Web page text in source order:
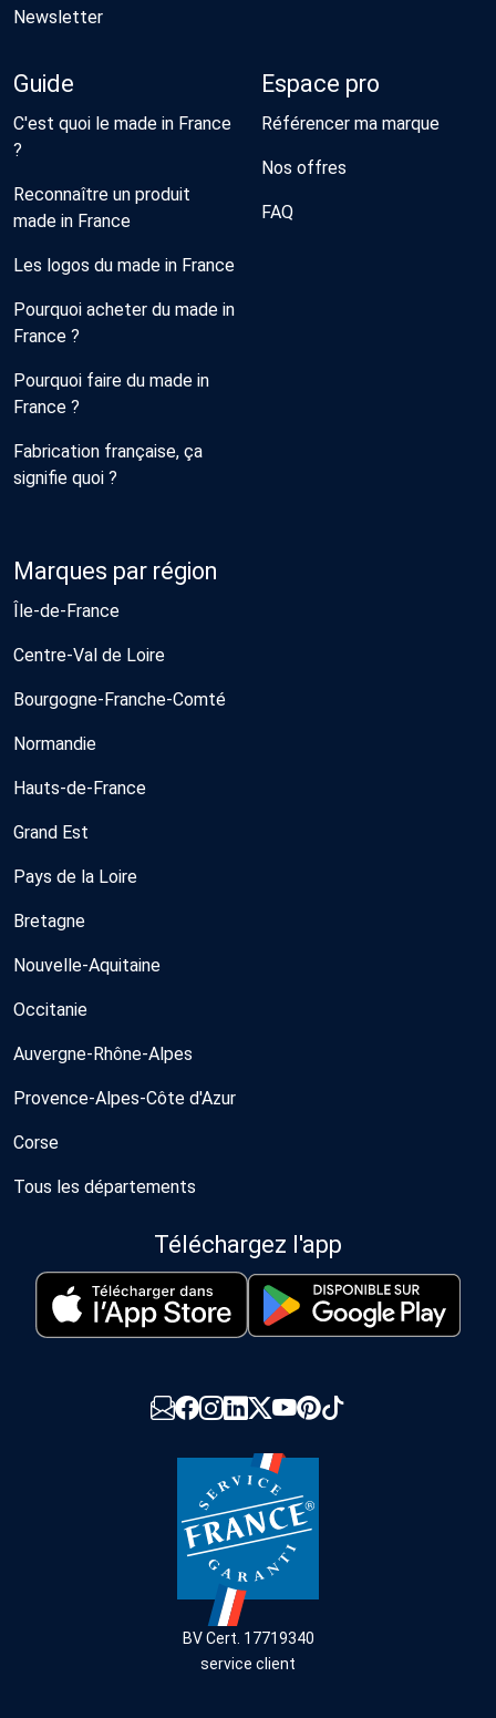
Newsletter
Guide
C'est quoi le made in France
?
Reconnaître un produit
made in France
Les logos du made in France
Pourquoi acheter du made in
France ?
Pourquoi faire du made in
France ?
Fabrication française, ça
signifie quoi ?
Espace pro
Référencer ma marque
Nos offres
FAQ
Marques par région
Île-de-France
Centre-Val de Loire
Bourgogne-Franche-Comté
Normandie
Hauts-de-France
Grand Est
Pays de la Loire
Bretagne
Nouvelle-Aquitaine
Occitanie
Auvergne-Rhône-Alpes
Provence-Alpes-Côte d'Azur
Corse
Tous les départements
Téléchargez l'app
BV Cert. 17719340
service client